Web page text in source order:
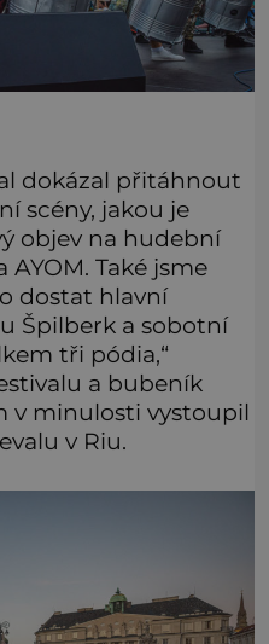
dokázal přitáhnout
scény, jakou je
objev na hudební
Také jsme
dostat hlavní
Špilberk a sobotní
tři pódia,“
a bubeník
v minulosti vystoupil
v Riu.